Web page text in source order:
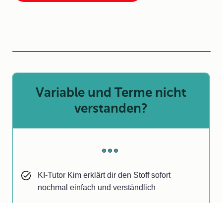
Variable und Terme nicht
verstanden?
KI-Tutor Kim erklärt dir den Stoff sofort
nochmal einfach und verständlich